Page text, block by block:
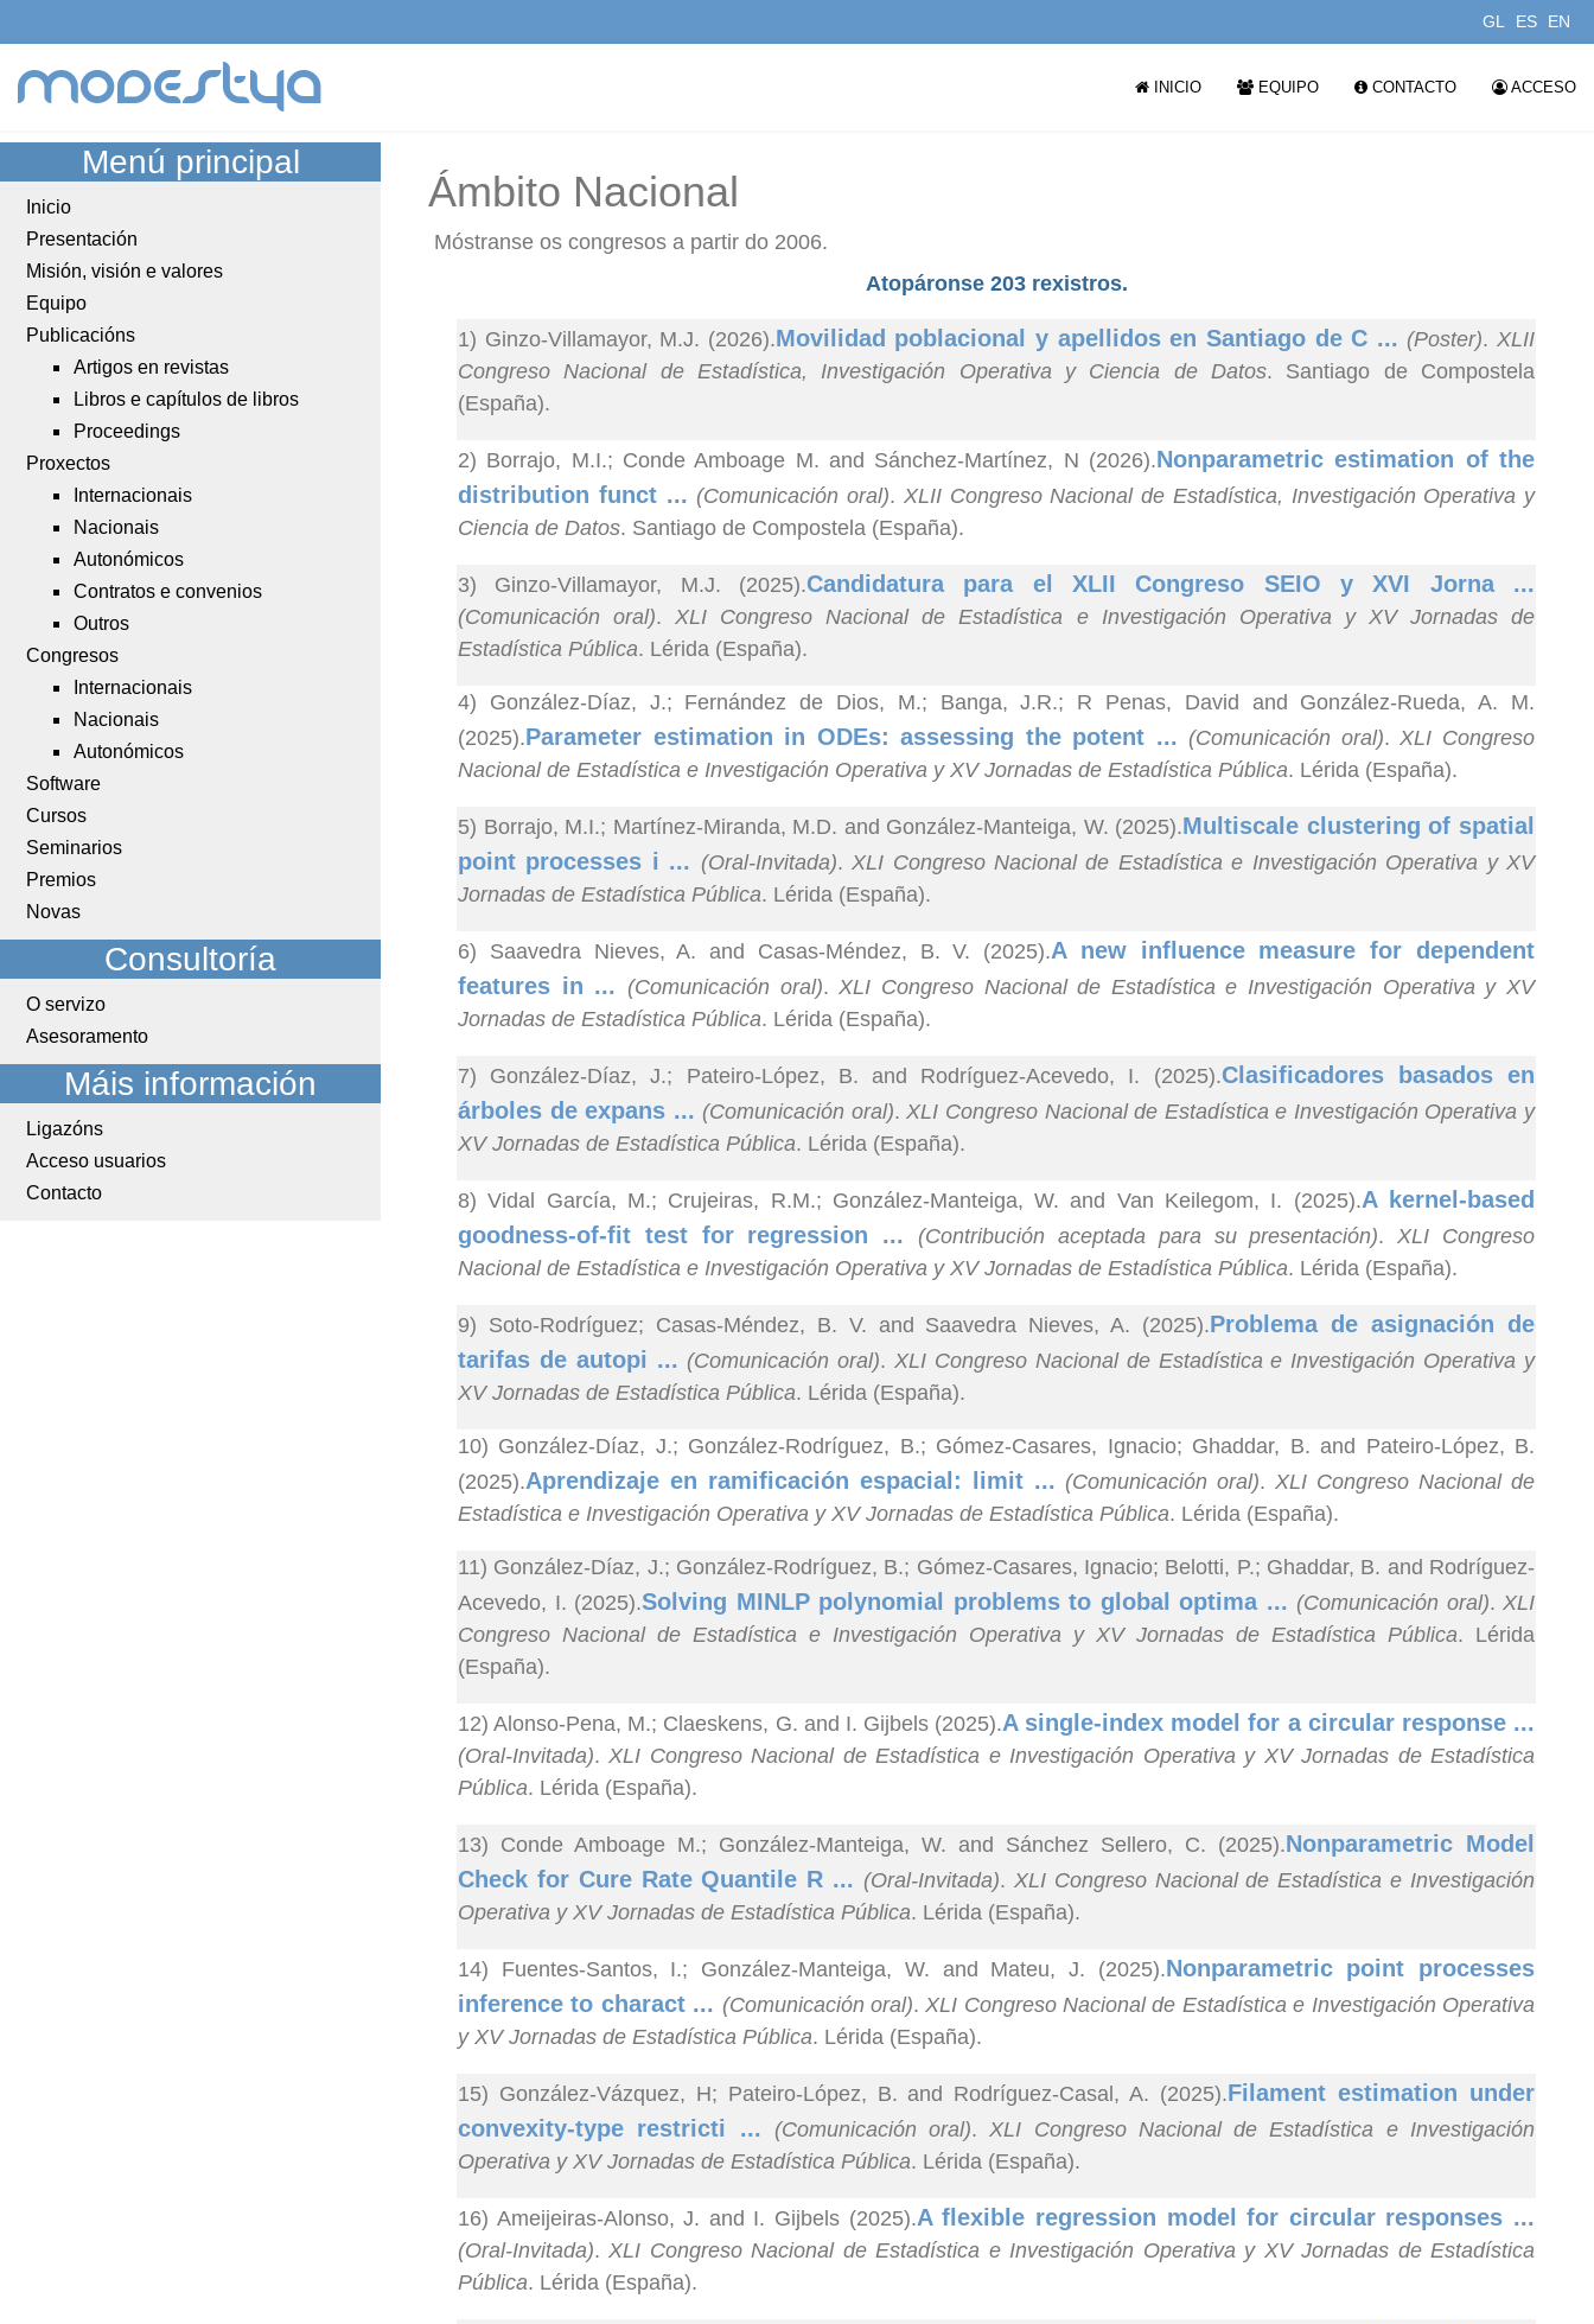
GL ES EN
modestya INICIO EQUIPO CONTACTO ACCESO
Menú principal
Inicio
Presentación
Misión, visión e valores
Equipo
Publicacións
Artigos en revistas
Libros e capítulos de libros
Proceedings
Proxectos
Internacionais
Nacionais
Autonómicos
Contratos e convenios
Outros
Congresos
Internacionais
Nacionais
Autonómicos
Software
Cursos
Seminarios
Premios
Novas
Consultoría
O servizo
Asesoramento
Máis información
Ligazóns
Acceso usuarios
Contacto
Ámbito Nacional
Móstranse os congresos a partir do 2006.
Atopáronse 203 rexistros.
1) Ginzo-Villamayor, M.J. (2026).Movilidad poblacional y apellidos en Santiago de C ... (Poster).XLII
Congreso Nacional de Estadística, Investigación Operativa y Ciencia de Datos. Santiago de Compostela
(España).
2) Borrajo, M.I.; Conde Amboage M. and Sánchez-Martínez, N (2026).Nonparametric estimation of the
distribution funct ... (Comunicación oral). XLII Congreso Nacional de Estadística, Investigación Operativa y
Ciencia de Datos. Santiago de Compostela (España).
3) Ginzo-Villamayor, M.J. (2025).Candidatura para el XLII Congreso SEIO y XVI Jorna ...
(Comunicación oral).XLI Congreso Nacional de Estadística e Investigación Operativa y XV Jornadas de
Estadística Pública. Lérida (España).
4) González-Díaz, J.; Fernández de Dios, M.; Banga, J.R.; R Penas, David and González-Rueda, A. M.
(2025).Parameter estimation in ODEs: assessing the potent ... (Comunicación oral).XLI Congreso
Nacional de Estadística e Investigación Operativa y XV Jornadas de Estadística Pública. Lérida (España).
5) Borrajo, M.I.; Martínez-Miranda, M.D. and González-Manteiga, W. (2025).Multiscale clustering of spatial
point processes i ... (Oral-Invitada).XLI Congreso Nacional de Estadística e Investigación Operativa y XV
Jornadas de Estadística Pública. Lérida (España).
6) Saavedra Nieves, A. and Casas-Méndez, B. V. (2025).A new influence measure for dependent
features in ... (Comunicación oral).XLI Congreso Nacional de Estadística e Investigación Operativa y XV
Jornadas de Estadística Pública. Lérida (España).
7) González-Díaz, J.; Pateiro-López, B. and Rodríguez-Acevedo, I. (2025).Clasificadores basados en
árboles de expans ... (Comunicación oral).XLI Congreso Nacional de Estadística e Investigación Operativa y
XV Jornadas de Estadística Pública. Lérida (España).
8) Vidal García, M.; Crujeiras, R.M.; González-Manteiga, W. and Van Keilegom, I. (2025).A kernel-based
goodness-of-fit test for regression ... (Contribución aceptada para su presentación).XLI Congreso
Nacional de Estadística e Investigación Operativa y XV Jornadas de Estadística Pública. Lérida (España).
9) Soto-Rodríguez; Casas-Méndez, B. V. and Saavedra Nieves, A. (2025).Problema de asignación de
tarifas de autopi ... (Comunicación oral).XLI Congreso Nacional de Estadística e Investigación Operativa y
XV Jornadas de Estadística Pública. Lérida (España).
10) González-Díaz, J.; González-Rodríguez, B.; Gómez-Casares, Ignacio; Ghaddar, B. and Pateiro-López, B.
(2025).Aprendizaje en ramificación espacial: limit ... (Comunicación oral).XLI Congreso Nacional de
Estadística e Investigación Operativa y XV Jornadas de Estadística Pública. Lérida (España).
11) González-Díaz, J.; González-Rodríguez, B.; Gómez-Casares, Ignacio; Belotti, P.; Ghaddar, B. and Rodríguez-
Acevedo, I. (2025).Solving MINLP polynomial problems to global optima ... (Comunicación oral). XLI
Congreso Nacional de Estadística e Investigación Operativa y XV Jornadas de Estadística Pública. Lérida
(España).
12) Alonso-Pena, M.; Claeskens, G. and I. Gijbels (2025).A single-index model for a circular response ...
(Oral-Invitada).XLI Congreso Nacional de Estadística e Investigación Operativa y XV Jornadas de Estadística
Pública. Lérida (España).
13) Conde Amboage M.; González-Manteiga, W. and Sánchez Sellero, C. (2025).Nonparametric Model
Check for Cure Rate Quantile R ... (Oral-Invitada). XLI Congreso Nacional de Estadística e Investigación
Operativa y XV Jornadas de Estadística Pública. Lérida (España).
14) Fuentes-Santos, I.; González-Manteiga, W. and Mateu, J. (2025).Nonparametric point processes
inference to charact ... (Comunicación oral).XLI Congreso Nacional de Estadística e Investigación Operativa
y XV Jornadas de Estadística Pública. Lérida (España).
15) González-Vázquez, H; Pateiro-López, B. and Rodríguez-Casal, A. (2025).Filament estimation under
convexity-type restricti ...
(Comunicación oral).XLI Congreso Nacional de Estadística e Investigación
Operativa y XV Jornadas de Estadística Pública. Lérida (España).
16) Ameijeiras-Alonso, J. and I. Gijbels (2025).A flexible regression model for circular responses ...
(Oral-Invitada).XLI Congreso Nacional de Estadística e Investigación Operativa y XV Jornadas de Estadística
Pública. Lérida (España).